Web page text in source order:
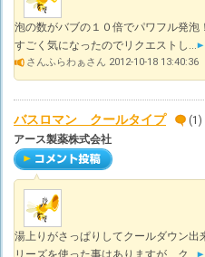
泡の数がバブの１０倍でパワフル発
すごく気になったのでリクエストし...
さんふらわぁさん 2012-10-18 13:40:36
バスロマン クールタイプ
(1)
アース製薬株式会社
湯上りがさっぱりしてクールダウン
リーズを使った事はありますが、ク...